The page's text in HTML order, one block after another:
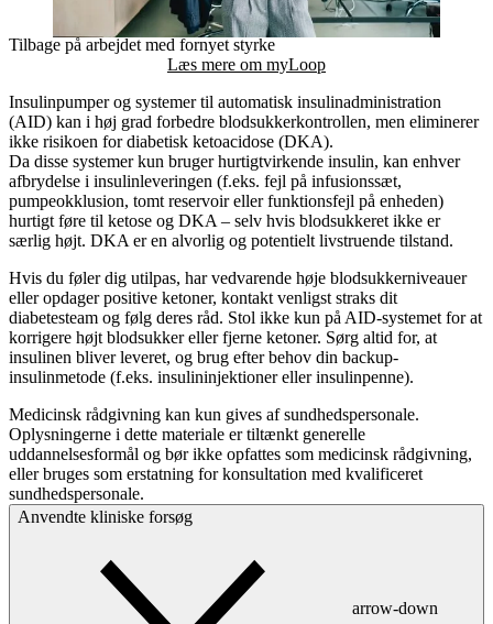
Tilbage på arbejdet med fornyet styrke
Læs mere om myLoop
Insulinpumper og systemer til automatisk insulinadministration
(AID) kan i høj grad forbedre blodsukkerkontrollen, men eliminerer
ikke risikoen for diabetisk ketoacidose (DKA).
Da disse systemer kun bruger hurtigtvirkende insulin, kan enhver
afbrydelse i insulinleveringen (f.eks. fejl på infusionssæt,
pumpeokklusion, tomt reservoir eller funktionsfejl på enheden)
hurtigt føre til ketose og DKA – selv hvis blodsukkeret ikke er
særlig højt. DKA er en alvorlig og potentielt livstruende tilstand.
Hvis du føler dig utilpas, har vedvarende høje blodsukkerniveauer
eller opdager positive ketoner, kontakt venligst straks dit
diabetesteam og følg deres råd. Stol ikke kun på AID-systemet for at
korrigere højt blodsukker eller fjerne ketoner. Sørg altid for, at
insulinen bliver leveret, og brug efter behov din backup-
insulinmetode (f.eks. insulininjektioner eller insulinpenne).
Medicinsk rådgivning kan kun gives af sundhedspersonale.
Oplysningerne i dette materiale er tiltænkt generelle
uddannelsesformål og bør ikke opfattes som medicinsk rådgivning,
eller bruges som erstatning for konsultation med kvalificeret
sundhedspersonale.
Anvendte kliniske forsøg
arrow-down